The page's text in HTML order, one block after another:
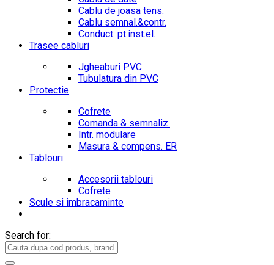
Cablu de joasa tens.
Cablu semnal.&contr.
Conduct. pt.inst.el.
Trasee cabluri
Jgheaburi PVC
Tubulatura din PVC
Protectie
Cofrete
Comanda & semnaliz.
Intr. modulare
Masura & compens. ER
Tablouri
Accesorii tablouri
Cofrete
Scule si imbracaminte
Search for: